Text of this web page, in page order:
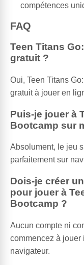
compétences
FAQ
Teen Titans
gratuit ?
Oui, Teen Titans
gratuit à jouer en
Puis-je jouer à
Bootcamp sur
Absolument, le jeu
parfaitement sur
Dois-je créer
pour jouer à
Bootcamp ?
Aucun compte ni
commencez à jouer
navigateur.